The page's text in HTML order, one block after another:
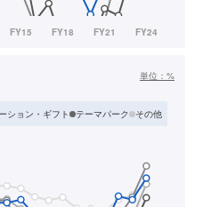
単位： %
ション・ギフト テーマパーク その他